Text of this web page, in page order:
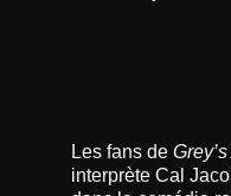
Les fans de
interprète Cal